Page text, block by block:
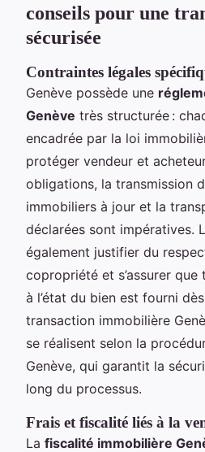
conseils pour une
sécurisée
Contraintes légales
Genève possède une
Genève très structurée :
encadrée par la loi
protéger vendeur et
obligations, la transmission
immobiliers à jour et la
déclarées sont impératives.
également justifier du
copropriété et s’assurer
à l’état du bien est fourni
transaction immobilière
se réalisent selon la
Genève, qui garantit la
long du processus.
Frais et fiscalité liés à la
La fiscalité immobilière